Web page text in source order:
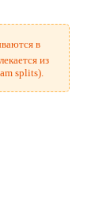
в
из
splits).